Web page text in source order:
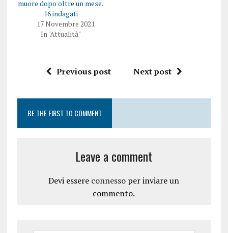
muore dopo oltre un mese.
16 indagati
17 Novembre 2021
In "Attualità"
Previous post Next post
BE THE FIRST TO COMMENT
Leave a comment
Devi essere connesso per inviare un
commento.